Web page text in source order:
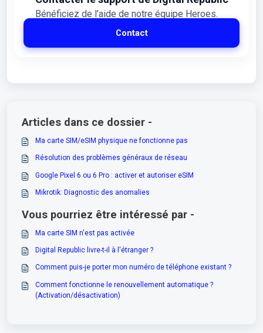
Bénéficiez de l'aide de notre équipe Heroes.
Contact
Articles dans ce dossier -
Ma carte SIM/eSIM physique ne fonctionne pas
Résolution des problèmes généraux de réseau
Google Pixel 6 ou 6 Pro : activer et autoriser eSIM
Mikrotik: Diagnostic des anomalies
Vous pourriez être intéressé par -
Ma carte SIM n'est pas activée
Digital Republic livre-t-il à l'étranger ?
Comment puis-je porter mon numéro de téléphone existant ?
Comment fonctionne le renouvellement automatique ?
(Activation/désactivation)